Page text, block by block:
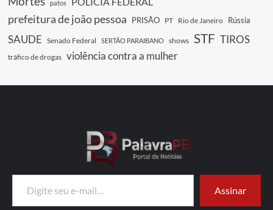
patos
prefeitura de joão pessoa PRISÃO PT Rio de Janeiro Rússia
SAUDE Senado Federal SERTÃO PARAIBANO shows STF TIROS
tráfico de drogas violência contra a mulher
Digite seu e-mail…
Assinar